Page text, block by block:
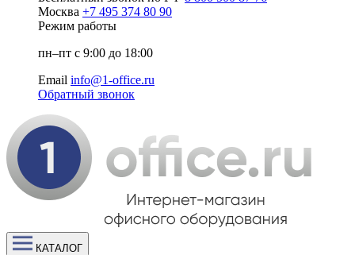
Москва +7 495 374 80 90
Режим работы
пн–пт с 9:00 до 18:00
Email info@1-office.ru
Обратный звонок
КАТАЛОГ